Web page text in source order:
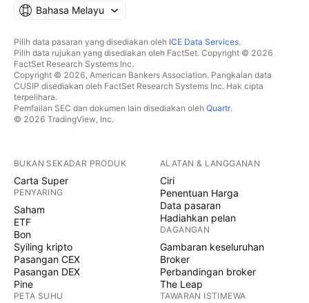
Bahasa Melayu
Pilih data pasaran yang disediakan oleh ICE Data Services.
Pilih data rujukan yang disediakan oleh FactSet. Copyright © 2026
FactSet Research Systems Inc.
Copyright © 2026, American Bankers Association. Pangkalan data
CUSIP disediakan oleh FactSet Research Systems Inc. Hak cipta
terpelihara.
Pemfailan SEC dan dokumen lain disediakan oleh Quartr.
© 2026 TradingView, Inc.
BUKAN SEKADAR PRODUK
Carta Super
PENYARING
Saham
ETF
Bon
Syiling kripto
Pasangan CEX
Pasangan DEX
Pine
PETA SUHU
ALATAN & LANGGANAN
Ciri
Penentuan Harga
Data pasaran
Hadiahkan pelan
DAGANGAN
Gambaran keseluruhan
Broker
Perbandingan broker
The Leap
TAWARAN ISTIMEWA